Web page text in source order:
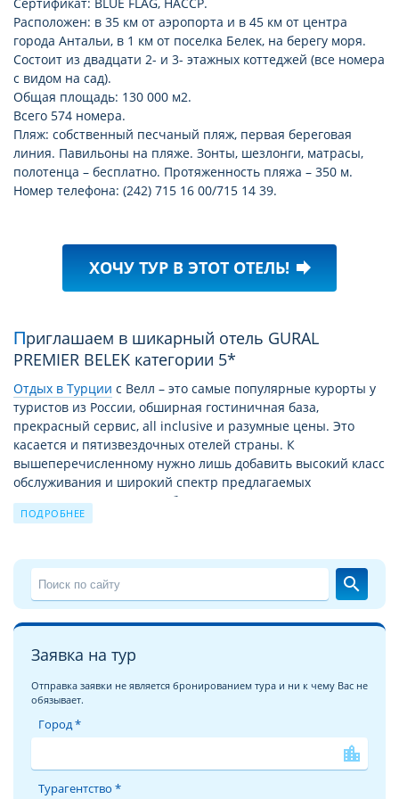
Расположен: в 35 км от аэропорта и в 45 км от центра
города Антальи, в 1 км от поселка Белек, на берегу моря.
Состоит из двадцати 2- и 3- этажных коттеджей (все номера
с видом на сад).
Общая площадь: 130 000 м2.
Всего 574 номера.
Пляж: собственный песчаный пляж, первая береговая
линия. Павильоны на пляже. Зонты, шезлонги, матрасы,
полотенца – бесплатно. Протяженность пляжа – 350 м.
Номер телефона: (242) 715 16 00/715 14 39.
ХОЧУ ТУР В ЭТОТ ОТЕЛЬ! forward
Приглашаем в шикарный отель GURAL
PREMIER BELEK категории 5*
Отдых в Турции c Велл – это самые популярные курорты у
туристов из России, обширная гостиничная база,
прекрасный сервис, all inclusive и разумные цены. Это
касается и пятизвездочных отелей страны. К
вышеперечисленному нужно лишь добавить высокий класс
обслуживания и широкий спектр предлагаемых
дополнительных услуг. А богатая история страны
позволяет насытить пребывание здесь экскурсиями,
Детальное описание отеля GURAL PREMIER BELEK 5*
Позвольте познакомить Вас с подробнымописанием отеля
GURAL PREMIER BELEK 5*, гостеприимно распахнувшего
подробных имногочисленных фотографиях отеля GURAL
комфорта, уюта, которая поможет Вам в выборе отеля
отдыхающему одному, и большой веселой компании, и
семье с детьми. Каждый может подобрать и забронировать
туры в отель GURAL PREMIER BELEK, отвечающие его
требованиям.
ПОДРОБНЕЕ
search
Заявка на тур
Отправка заявки не является бронированием тура и ни к чему Вас не
обязывает.
Город *
location_city
Турагентство *